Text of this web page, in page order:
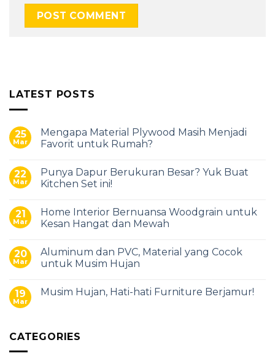
LATEST POSTS
25
Mar
Mengapa Material Plywood Masih Menjadi
Favorit untuk Rumah?
22
Mar
Punya Dapur Berukuran Besar? Yuk Buat
Kitchen Set ini!
21
Mar
Home Interior Bernuansa Woodgrain untuk
Kesan Hangat dan Mewah
20
Mar
Aluminum dan PVC, Material yang Cocok
untuk Musim Hujan
19
Mar
Musim Hujan, Hati-hati Furniture Berjamur!
CATEGORIES